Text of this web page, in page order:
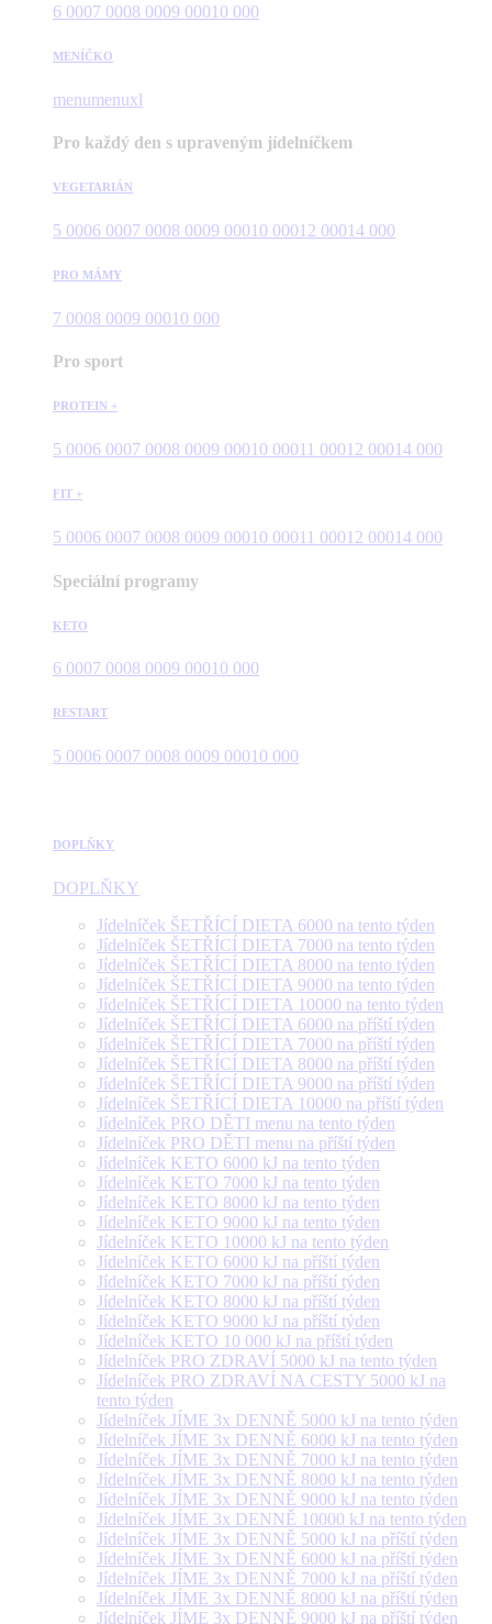
6 0007 0008 0009 00010 000
MENÍČKO
menumenuxl
Pro každý den s upraveným jídelníčkem
VEGETARIÁN
5 0006 0007 0008 0009 00010 00012 00014 000
PRO MÁMY
7 0008 0009 00010 000
Pro sport
PROTEIN +
5 0006 0007 0008 0009 00010 00011 00012 00014 000
FIT +
5 0006 0007 0008 0009 00010 00011 00012 00014 000
Speciální programy
KETO
6 0007 0008 0009 00010 000
RESTART
5 0006 0007 0008 0009 00010 000
DOPLŇKY
DOPLŇKY
Jídelníček ŠETŘÍCÍ DIETA 6000 na tento týden
Jídelníček ŠETŘÍCÍ DIETA 7000 na tento týden
Jídelníček ŠETŘÍCÍ DIETA 8000 na tento týden
Jídelníček ŠETŘÍCÍ DIETA 9000 na tento týden
Jídelníček ŠETŘÍCÍ DIETA 10000 na tento týden
Jídelníček ŠETŘÍCÍ DIETA 6000 na příští týden
Jídelníček ŠETŘÍCÍ DIETA 7000 na příští týden
Jídelníček ŠETŘÍCÍ DIETA 8000 na příští týden
Jídelníček ŠETŘÍCÍ DIETA 9000 na příští týden
Jídelníček ŠETŘÍCÍ DIETA 10000 na příští týden
Jídelníček PRO DĚTI menu na tento týden
Jídelníček PRO DĚTI menu na příští týden
Jídelníček KETO 6000 kJ na tento týden
Jídelníček KETO 7000 kJ na tento týden
Jídelníček KETO 8000 kJ na tento týden
Jídelníček KETO 9000 kJ na tento týden
Jídelníček KETO 10000 kJ na tento týden
Jídelníček KETO 6000 kJ na příští týden
Jídelníček KETO 7000 kJ na příští týden
Jídelníček KETO 8000 kJ na příští týden
Jídelníček KETO 9000 kJ na příští týden
Jídelníček KETO 10 000 kJ na příští týden
Jídelníček PRO ZDRAVÍ 5000 kJ na tento týden
Jídelníček PRO ZDRAVÍ NA CESTY 5000 kJ na
tento týden
Jídelníček JÍME 3x DENNĚ 5000 kJ na tento týden
Jídelníček JÍME 3x DENNĚ 6000 kJ na tento týden
Jídelníček JÍME 3x DENNĚ 7000 kJ na tento týden
Jídelníček JÍME 3x DENNĚ 8000 kJ na tento týden
Jídelníček JÍME 3x DENNĚ 9000 kJ na tento týden
Jídelníček JÍME 3x DENNĚ 10000 kJ na tento týden
Jídelníček JÍME 3x DENNĚ 5000 kJ na příští týden
Jídelníček JÍME 3x DENNĚ 6000 kJ na příští týden
Jídelníček JÍME 3x DENNĚ 7000 kJ na příští týden
Jídelníček JÍME 3x DENNĚ 8000 kJ na příští týden
Jídelníček JÍME 3x DENNĚ 9000 kJ na příští týden